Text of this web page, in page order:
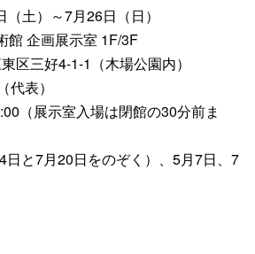
土）～7月26日（日）
館 企画展示室 1F/3F
区三好4-1-1（木場公園内）
表）
（展示室入場は閉館の30分前ま
日と7月20日をのぞく）、5月7日、7